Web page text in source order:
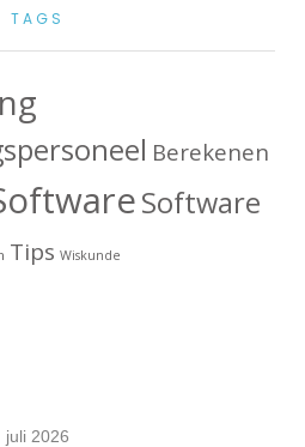
TAGS
Berekenen
Software
Tips Wiskunde
juli 2026